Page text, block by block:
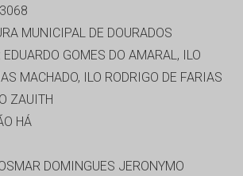
MUNICIPAL DE DOURADOS
EDUARDO GOMES DO AMARAL, ILO
MACHADO, ILO RODRIGO DE FARIAS
ZAUITH
HÁ
DOMINGUES JERONYMO